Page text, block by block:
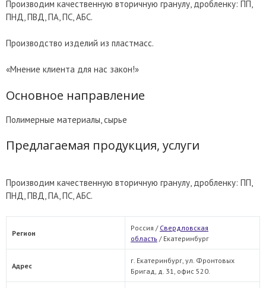
Производим качественную вторичную гранулу, дробленку: ПП,
ПНД, ПВД, ПА, ПС, АБС.
Производство изделий из пластмасс.
«Мнение клиента для нас закон!»
Основное направление
Полимерные материалы, сырье
Предлагаемая продукция, услуги
Производим качественную вторичную гранулу, дробленку: ПП,
ПНД, ПВД, ПА, ПС, АБС.
Регион
Россия / Свердловская
область / Екатеринбург
Адрес
г. Екатеринбург, ул. Фронтовых
Бригад, д. 31, офис 520.